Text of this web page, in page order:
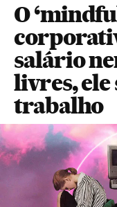
O
salário
livres, ele
trabalho